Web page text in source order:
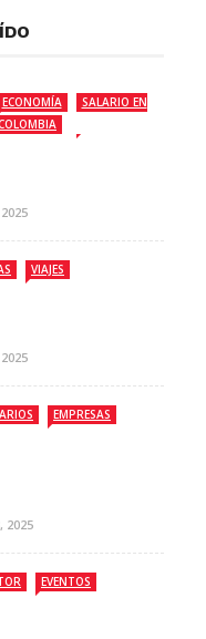
ECONOMÍA
SALARIO EN
VIAJES
EMPRESAS
2025
EVENTOS